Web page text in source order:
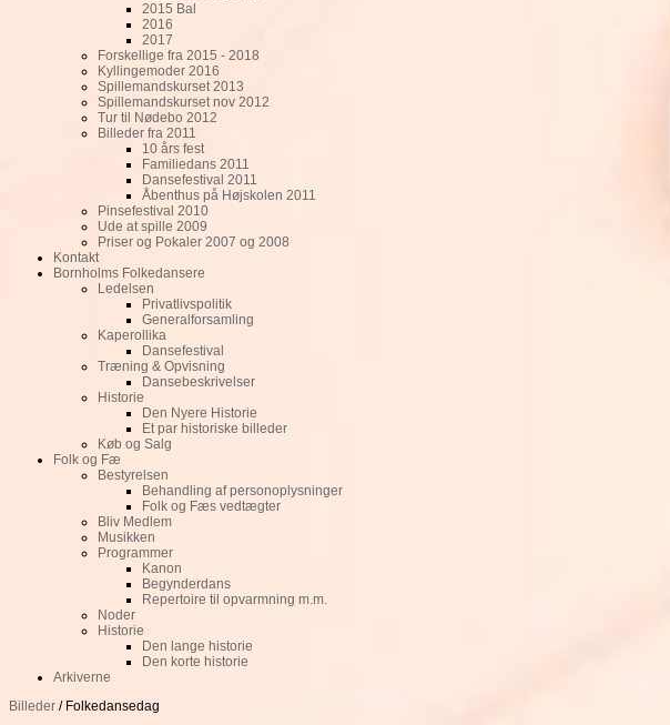
2015 Bal
2016
2017
Forskellige fra 2015 - 2018
Kyllingemoder 2016
Spillemandskurset 2013
Spillemandskurset nov 2012
Tur til Nødebo 2012
Billeder fra 2011
10 års fest
Familiedans 2011
Dansefestival 2011
Åbenthus på Højskolen 2011
Pinsefestival 2010
Ude at spille 2009
Priser og Pokaler 2007 og 2008
Kontakt
Bornholms Folkedansere
Ledelsen
Privatlivspolitik
Generalforsamling
Kaperollika
Dansefestival
Træning & Opvisning
Dansebeskrivelser
Historie
Den Nyere Historie
Et par historiske billeder
Køb og Salg
Folk og Fæ
Bestyrelsen
Behandling af personoplysninger
Folk og Fæs vedtægter
Bliv Medlem
Musikken
Programmer
Kanon
Begynderdans
Repertoire til opvarmning m.m.
Noder
Historie
Den lange historie
Den korte historie
Arkiverne
Billeder / Folkedansedag